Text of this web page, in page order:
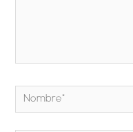
Nombre*